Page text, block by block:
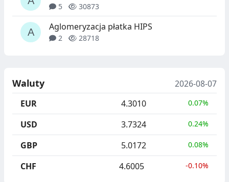
5 30873
Aglomeryzacja płatka HIPS
2 28718
Waluty
2026-08-07
EUR
4.3010 0.07%
USD 3.7324 0.24%
GBP 5.0172 0.08%
CHF 4.6005 -0.10%